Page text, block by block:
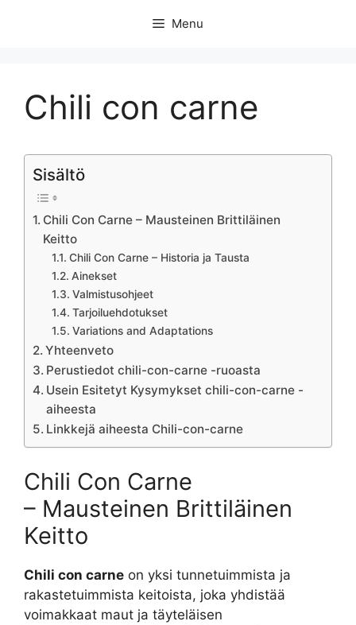
Menu
Chili con carne
Sisältö
Chili Con Carne – Mausteinen Brittiläinen
Keitto
Chili Con Carne – Historia ja Tausta
Ainekset
Valmistusohjeet
Tarjoiluehdotukset
Variations and Adaptations
Yhteenveto
Perustiedot chili-con-carne -ruoasta
Usein Esitetyt Kysymykset chili-con-carne -
aiheesta
Linkkejä aiheesta Chili-con-carne
Chili Con Carne
– Mausteinen Brittiläinen
Keitto
Chili con carne on yksi tunnetuimmista ja
rakastetuimmista keitoista, joka yhdistää
voimakkaat maut ja täyteläisen